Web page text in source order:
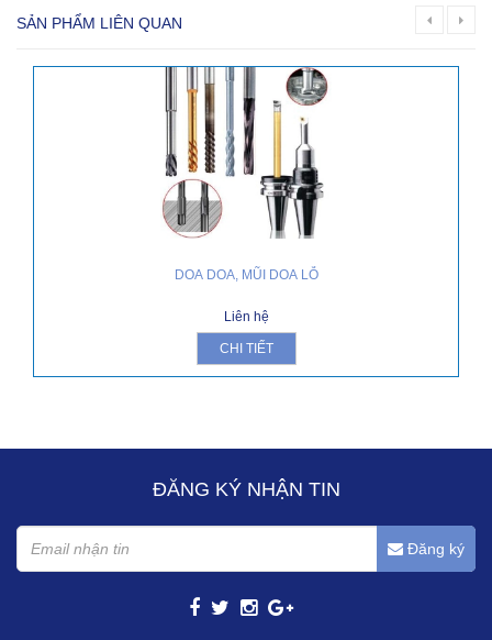
SẢN PHẨM LIÊN QUAN
DOA DOA, MŨI DOA LỖ
Liên hệ
CHI TIẾT
ĐĂNG KÝ NHẬN TIN
Đăng ký